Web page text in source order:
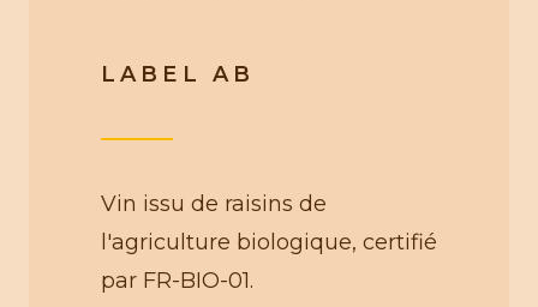
LABEL AB
Vin issu de raisins de
l'agriculture biologique, certifié
par FR-BIO-01.